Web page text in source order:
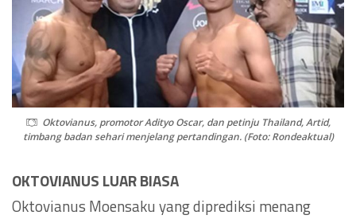
Oktovianus, promotor Adityo Oscar, dan petinju Thailand, Artid,
timbang badan sehari menjelang pertandingan. (Foto: Rondeaktual)
OKTOVIANUS LUAR BIASA
Oktovianus Moensaku yang diprediksi menang